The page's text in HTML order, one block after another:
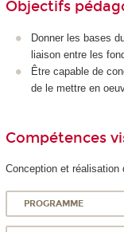
Objectifs
Donner les bases
liaison entre les
Être capable de
de le mettre en
Compétences
Conception et réalisation
PROGRAMME